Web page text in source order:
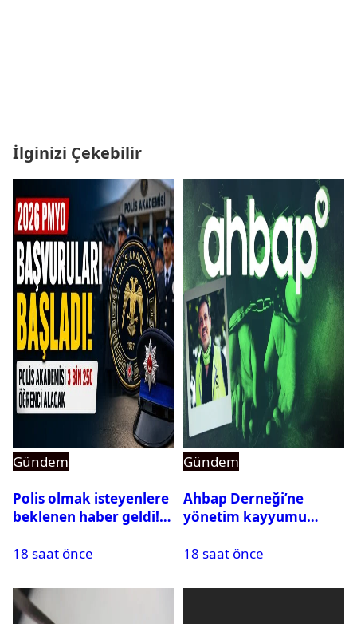
İlginizi Çekebilir
Gündem
Polis olmak isteyenlere
beklenen haber geldi!
18 saat önce
Gündem
Ahbap Derneği’ne
yönetim kayyumu
açıldı
18 saat önce